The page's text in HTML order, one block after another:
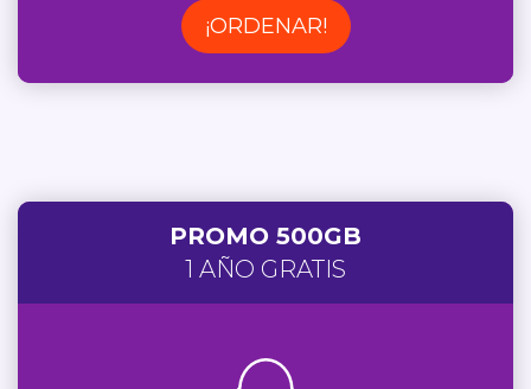
¡ORDENAR!
PROMO 500GB
1 AÑO GRATIS